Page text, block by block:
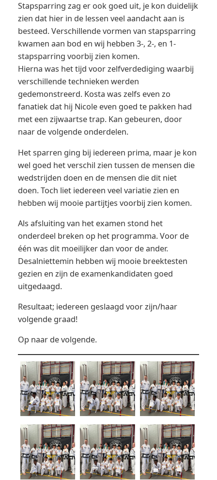
Stapsparring zag er ook goed uit, je kon duidelijk
zien dat hier in de lessen veel aandacht aan is
besteed. Verschillende vormen van stapsparring
kwamen aan bod en wij hebben 3-, 2-, en 1-
stapsparring voorbij zien komen.
Hierna was het tijd voor zelfverdediging waarbij
verschillende technieken werden
gedemonstreerd. Kosta was zelfs even zo
fanatiek dat hij Nicole even goed te pakken had
met een zijwaartse trap. Kan gebeuren, door
naar de volgende onderdelen.
Het sparren ging bij iedereen prima, maar je kon
wel goed het verschil zien tussen de mensen die
wedstrijden doen en de mensen die dit niet
doen. Toch liet iedereen veel variatie zien en
hebben wij mooie partijtjes voorbij zien komen.
Als afsluiting van het examen stond het
onderdeel breken op het programma. Voor de
één was dit moeilijker dan voor de ander.
Desalniettemin hebben wij mooie breektesten
gezien en zijn de examenkandidaten goed
uitgedaagd.
Resultaat; iedereen geslaagd voor zijn/haar
volgende graad!
Op naar de volgende.